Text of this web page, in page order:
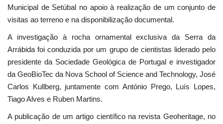
Municipal de Setúbal no apoio à realização de um conjunto de
visitas ao terreno e na disponibilização documental.
A investigação à rocha ornamental exclusiva da Serra da
Arrábida foi conduzida por um grupo de cientistas liderado pelo
presidente da Sociedade Geológica de Portugal e investigador
da GeoBioTec da Nova School of Science and Technology, José
Carlos Kullberg, juntamente com António Prego, Luís Lopes,
Tiago Alves e Ruben Martins.
A publicação de um artigo científico na revista Geoheritage, no